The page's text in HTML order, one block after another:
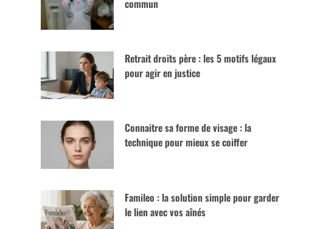
commun
Retrait droits père : les 5 motifs légaux
pour agir en justice
Connaitre sa forme de visage : la
technique pour mieux se coiffer
Famileo : la solution simple pour garder
le lien avec vos aînés